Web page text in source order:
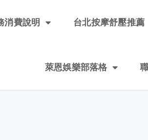
消費說明 台北按摩舒壓推薦
萊恩娛樂部落格